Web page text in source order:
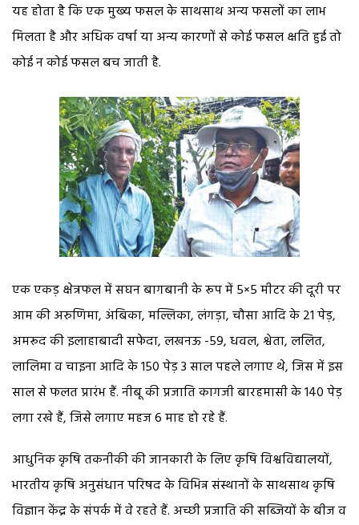
यह होता है कि एक मुख्य फसल के साथसाथ अन्य फसलों का लाभ
मिलता है और अधिक वर्षा या अन्य कारणों से कोई फसल क्षति हुई तो
कोई न कोई फसल बच जाती है.
एक एकड़ क्षेत्रफल में सघन बागबानी के रूप में 5×5 मीटर की दूरी पर
आम की अरुणिमा, अंबिका, मल्लिका, लंगड़ा, चौसा आदि के 21 पेड़,
अमरूद की इलाहाबादी सफेदा, लखनऊ -59, धवल, श्वेता, ललित,
लालिमा व चाइना आदि के 150 पेड़ 3 साल पहले लगाए थे, जिस में इस
साल से फलत प्रारंभ हैं. नीबू की प्रजाति कागजी बारहमासी के 140 पेड़
लगा रखे हैं, जिसे लगाए महज 6 माह हो रहे हैं.
आधुनिक कृषि तकनीकी की जानकारी के लिए कृषि विश्वविद्यालयों,
भारतीय कृषि अनुसंधान परिषद के विभिन्न संस्थानों के साथसाथ कृषि
विज्ञान केंद्र के संपर्क में वे रहते हैं. अच्छी प्रजाति की सब्जियों के बीज व